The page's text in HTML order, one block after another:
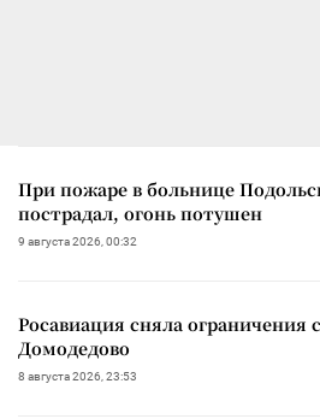
При пожаре в больнице
пострадал, огонь потушен
9 августа 2026, 00:32
Росавиация сняла ограничения
Домодедово
8 августа 2026, 23:53